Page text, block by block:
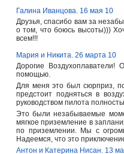
Галина Иванцова. 16 мая 10
Друзья, спасибо вам за
о том, что боюсь высоты)))
всем!!!
Мария и Никита. 26 марта 10
Дорогие
помощью.
Для меня это был сюрприз,
предстоит подняться в
руководством пилота
Это были незабываемые
мягкое приземление в
по приземлении. Мы с
Надеемся, что это
Антон и Катерина Нисан. 13